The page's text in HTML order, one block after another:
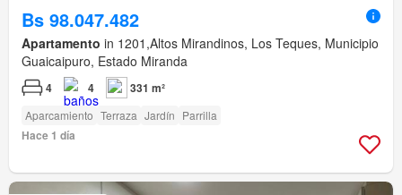
Bs 98.047.482
Apartamento in 1201,Altos Mirandinos, Los Teques, Municipio
Guaicaipuro, Estado Miranda
4 4 331 m²
Aparcamiento Terraza Jardín Parrilla
Hace 1 día